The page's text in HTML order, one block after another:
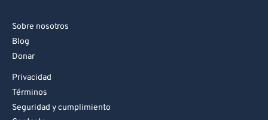
Sobre nosotros
Blog
Donar
Privacidad
Términos
Seguridad y cumplimiento